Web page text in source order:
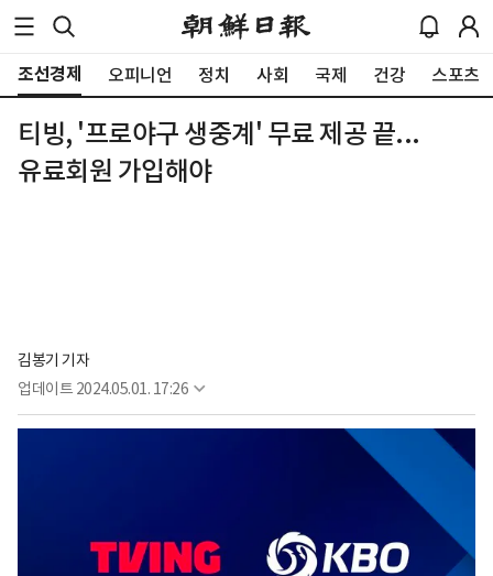
조선경제 오피니언 정치 사회 국제 건강 스포츠
티빙, '프로야구 생중계' 무료 제공 끝...
유료회원 가입해야
김봉기 기자
업데이트 2024.05.01. 17:26